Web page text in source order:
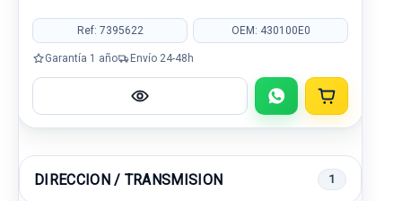
Ref: 7395622 OEM: 430100E0
Garantía 1 año Envío 24-48h
DIRECCION / TRANSMISION 1